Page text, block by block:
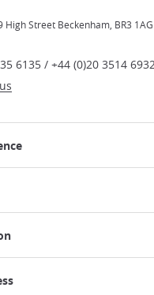
High Street Beckenham, BR3
6135 / +44 (0)20 3514